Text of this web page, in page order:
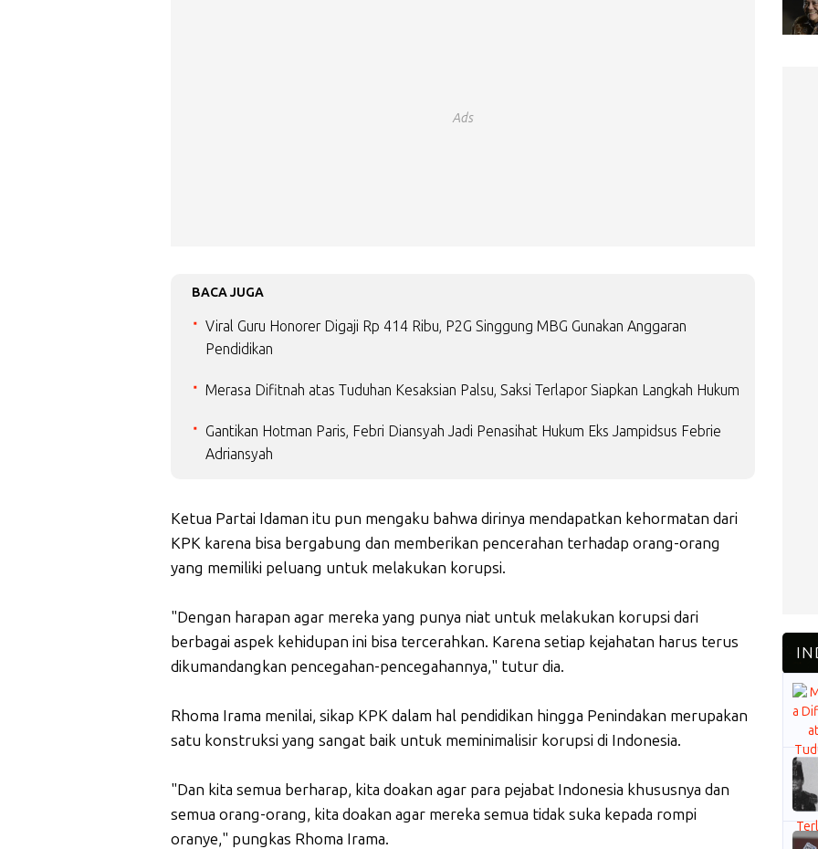
Ads
BACA JUGA
Viral Guru Honorer Digaji Rp 414 Ribu, P2G Singgung MBG Gunakan Anggaran
Pendidikan
Merasa Difitnah atas Tuduhan Kesaksian Palsu, Saksi Terlapor Siapkan Langkah Hukum
Gantikan Hotman Paris, Febri Diansyah Jadi Penasihat Hukum Eks Jampidsus Febrie
Adriansyah
Ketua Partai Idaman itu pun mengaku bahwa dirinya mendapatkan kehormatan dari
KPK karena bisa bergabung dan memberikan pencerahan terhadap orang-orang
yang memiliki peluang untuk melakukan korupsi.
"Dengan harapan agar mereka yang punya niat untuk melakukan korupsi dari
berbagai aspek kehidupan ini bisa tercerahkan. Karena setiap kejahatan harus terus
dikumandangkan pencegahan-pencegahannya," tutur dia.
Rhoma Irama menilai, sikap KPK dalam hal pendidikan hingga Penindakan merupakan
satu konstruksi yang sangat baik untuk meminimalisir korupsi di Indonesia.
"Dan kita semua berharap, kita doakan agar para pejabat Indonesia khususnya dan
semua orang-orang, kita doakan agar mereka semua tidak suka kepada rompi
oranye," pungkas Rhoma Irama.